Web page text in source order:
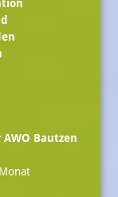
AWO Bautzen